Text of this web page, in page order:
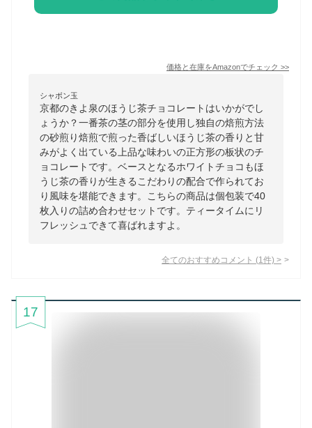
価格と在庫をAmazonでチェック >>
シャボン玉
京都のきよ泉のほうじ茶チョコレートはいかがでし
ょうか？一番茶の茎の部分を使用し独自の焙煎方法
の砂煎り焙煎で煎った香ばしいほうじ茶の香りと甘
みがよく出ている上品な味わいの正方形の板状のチ
ョコレートです。ベースとなるホワイトチョコもほ
うじ茶の香りが生きるこだわりの配合で作られてお
り風味を堪能できます。こちらの商品は個包装で40
枚入りの詰め合わせセットです。ティータイムにリ
フレッシュできて喜ばれますよ。
全てのおすすめコメント (1 件) >
17